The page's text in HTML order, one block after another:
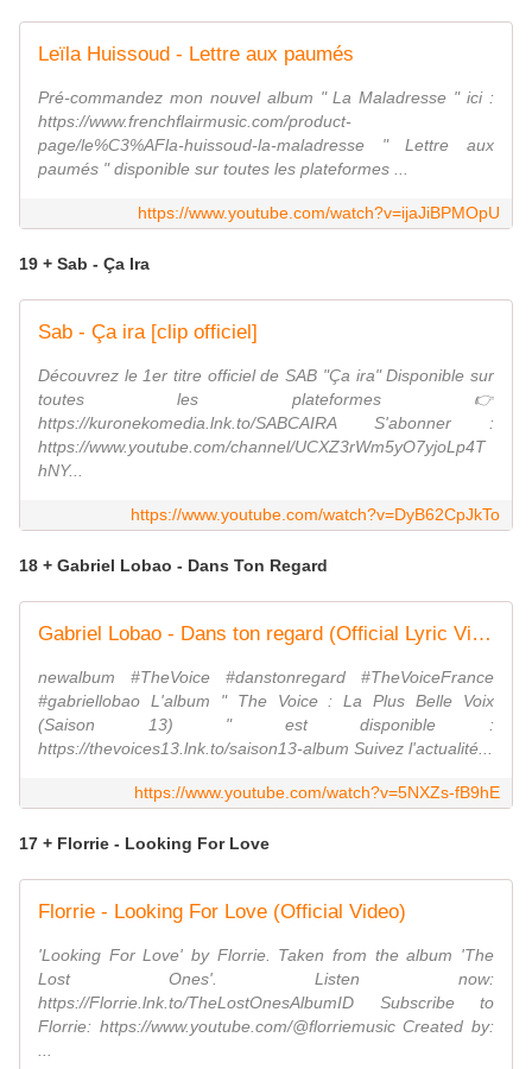
Leïla Huissoud - Lettre aux paumés
Pré-commandez mon nouvel album " La Maladresse " ici :
https://www.frenchflairmusic.com/product-
page/le%C3%AFla-huissoud-la-maladresse " Lettre aux
paumés " disponible sur toutes les plateformes ...
https://www.youtube.com/watch?v=ijaJiBPMOpU
19 + Sab - Ça Ira
Sab - Ça ira [clip officiel]
Découvrez le 1er titre officiel de SAB "Ça ira" Disponible sur
toutes les plateformes 👉
https://kuronekomedia.lnk.to/SABCAIRA S'abonner :
https://www.youtube.com/channel/UCXZ3rWm5yO7yjoLp4T
hNY...
https://www.youtube.com/watch?v=DyB62CpJkTo
18 + Gabriel Lobao - Dans Ton Regard
Gabriel Lobao - Dans ton regard (Official Lyric Video)
newalbum #TheVoice #danstonregard #TheVoiceFrance
#gabriellobao L'album " The Voice : La Plus Belle Voix
(Saison 13) " est disponible :
https://thevoices13.lnk.to/saison13-album Suivez l'actualité...
https://www.youtube.com/watch?v=5NXZs-fB9hE
17 + Florrie - Looking For Love
Florrie - Looking For Love (Official Video)
'Looking For Love' by Florrie. Taken from the album 'The
Lost Ones'. Listen now:
https://Florrie.lnk.to/TheLostOnesAlbumID Subscribe to
Florrie: https://www.youtube.com/@florriemusic Created by: